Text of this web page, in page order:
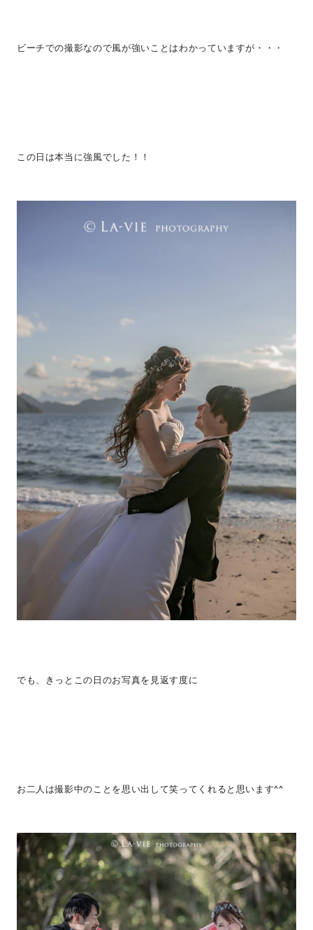
ビーチでの撮影なので風が強いことはわかっていますが・・・
この日は本当に強風でした！！
でも、きっとこの日のお写真を見返す度に
お二人は撮影中のことを思い出して笑ってくれると思います^^